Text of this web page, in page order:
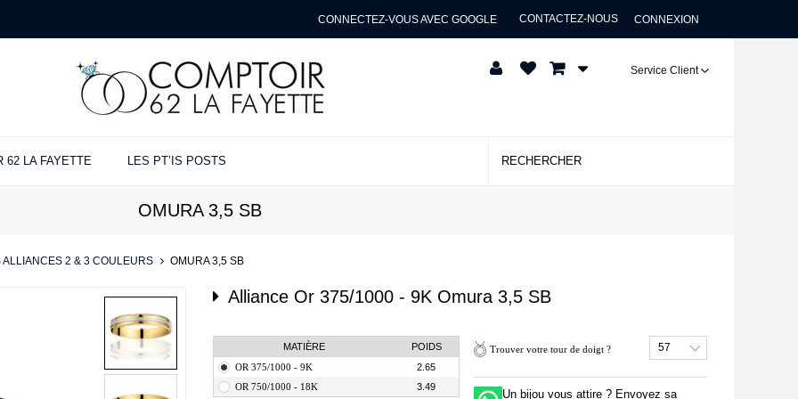
CONNEXION
CONTACTEZ-NOUS
CONNECTEZ-VOUS AVEC GOOGLE
Service Client
62 LA FAYETTE LES PT’IS POSTS
OMURA 3,5 SB
ALLIANCES 2 & 3 COULEURS OMURA 3,5 SB
Alliance Or 375/1000 - 9K Omura 3,5 SB
MATIÈRE
POIDS
OR 375/1000 - 9K
2.65
OR 750/1000 - 18K
3.49
Trouver votre tour de doigt ? 57
Un bijou vous attire ? Envoyez sa